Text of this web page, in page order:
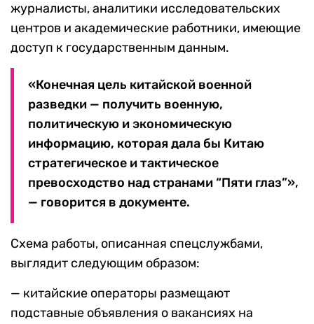
журналисты, аналитики исследовательских
центров и академические работники, имеющие
доступ к государственным данным.
«Конечная цель китайской военной
разведки — получить военную,
политическую и экономическую
информацию, которая дала бы Китаю
стратегическое и тактическое
превосходство над странами “Пяти глаз”»,
— говорится в документе.
Схема работы, описанная спецслужбами,
выглядит следующим образом:
— китайские операторы размещают
подставные объявления о вакансиях на